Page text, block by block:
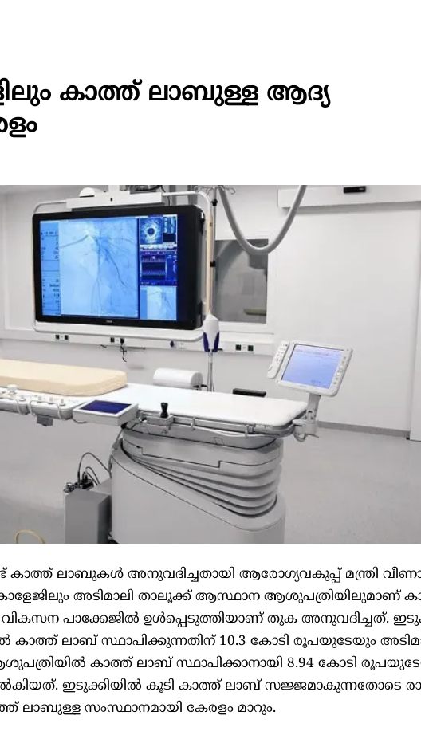
കാത്ത് ലാബുള്ള ആദ്യ
കാത്ത് ലാബുകള്‍ അനുവദിച്ചതായി ആരോഗ്യവകുപ്പ് മന്ത്രി
അടിമാലി താലൂക്ക് ആസ്ഥാന ആശുപത്രിയിലുമാണ്
പാക്കേജില്‍ ഉള്‍പ്പെടുത്തിയാണ് തുക അനുവദിച്ചത്.
കാത്ത് ലാബ് സ്ഥാപിക്കുന്നതിന് 10.3 കോടി രൂപയുടേയും
കാത്ത് ലാബ് സ്ഥാപിക്കാനായി 8.94 കോടി
ഇടുക്കിയില്‍ കൂടി കാത്ത് ലാബ് സജ്ജമാകുന്നതോടെ
ലാബുള്ള സംസ്ഥാനമായി കേരളം മാറും.